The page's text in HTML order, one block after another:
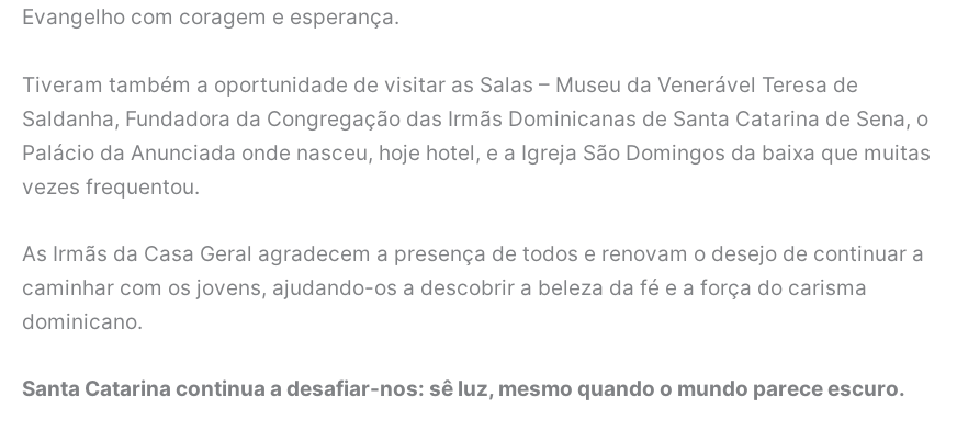
Evangelho com coragem e esperança.
Tiveram também a oportunidade de visitar as Salas – Museu da Venerável Teresa de
Saldanha, Fundadora da Congregação das Irmãs Dominicanas de Santa Catarina de Sena, o
Palácio da Anunciada onde nasceu, hoje hotel, e a Igreja São Domingos da baixa que muitas
vezes frequentou.
As Irmãs da Casa Geral agradecem a presença de todos e renovam o desejo de continuar a
caminhar com os jovens, ajudando-os a descobrir a beleza da fé e a força do carisma
dominicano.
Santa Catarina continua a desafiar-nos: sê luz, mesmo quando o mundo parece escuro.